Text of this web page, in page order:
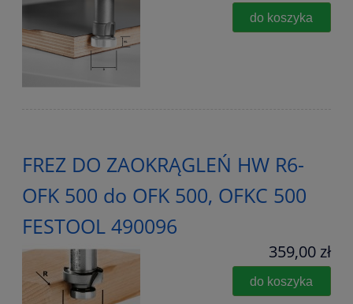
do koszyka
FREZ DO ZAOKRĄGLEŃ HW R6-
OFK 500 do OFK 500, OFKC 500
FESTOOL 490096
359,00 zł
do koszyka